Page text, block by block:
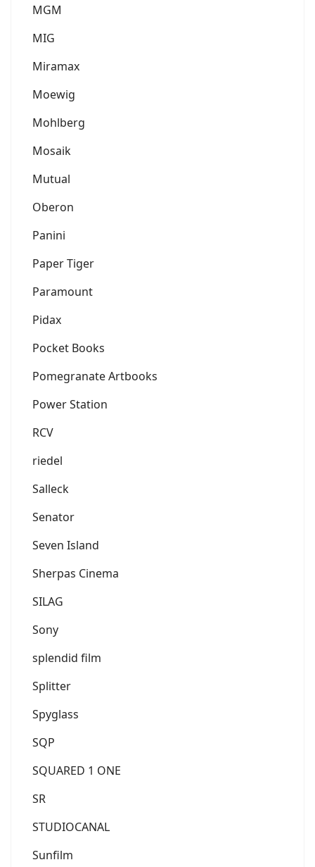
MGM
MIG
Miramax
Moewig
Mohlberg
Mosaik
Mutual
Oberon
Panini
Paper Tiger
Paramount
Pidax
Pocket Books
Pomegranate Artbooks
Power Station
RCV
riedel
Salleck
Senator
Seven Island
Sherpas Cinema
SILAG
Sony
splendid film
Splitter
Spyglass
SQP
SQUARED 1 ONE
SR
STUDIOCANAL
Sunfilm